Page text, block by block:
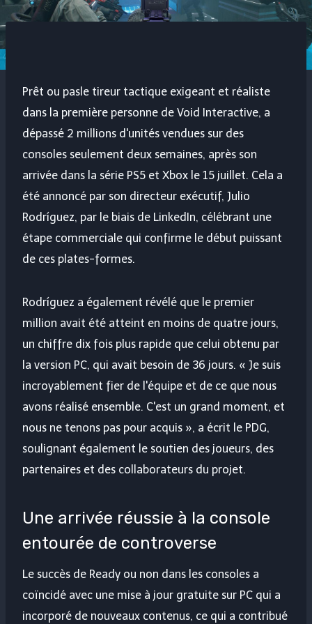
Prêt ou pas le tireur tactique exigeant et réaliste
dans la première personne de Void Interactive, a
dépassé 2 millions d'unités vendues sur des
consoles seulement deux semaines, après son
arrivée dans la série PS5 et Xbox le 15 juillet. Cela a
été annoncé par son directeur exécutif, Julio
Rodríguez, par le biais de LinkedIn, célébrant une
étape commerciale qui confirme le début puissant
de ces plates-formes.
Rodríguez a également révélé que le premier
million avait été atteint en moins de quatre jours,
un chiffre dix fois plus rapide que celui obtenu par
la version PC, qui avait besoin de 36 jours. « Je suis
incroyablement fier de l'équipe et de ce que nous
avons réalisé ensemble. C'est un grand moment, et
nous ne tenons pas pour acquis », a écrit le PDG,
soulignant également le soutien des joueurs, des
partenaires et des collaborateurs du projet.
Une arrivée réussie à la console
entourée de controverse
Le succès de Ready ou non dans les consoles a
coïncidé avec une mise à jour gratuite sur PC qui a
incorporé de nouveaux contenus, ce qui a contribué